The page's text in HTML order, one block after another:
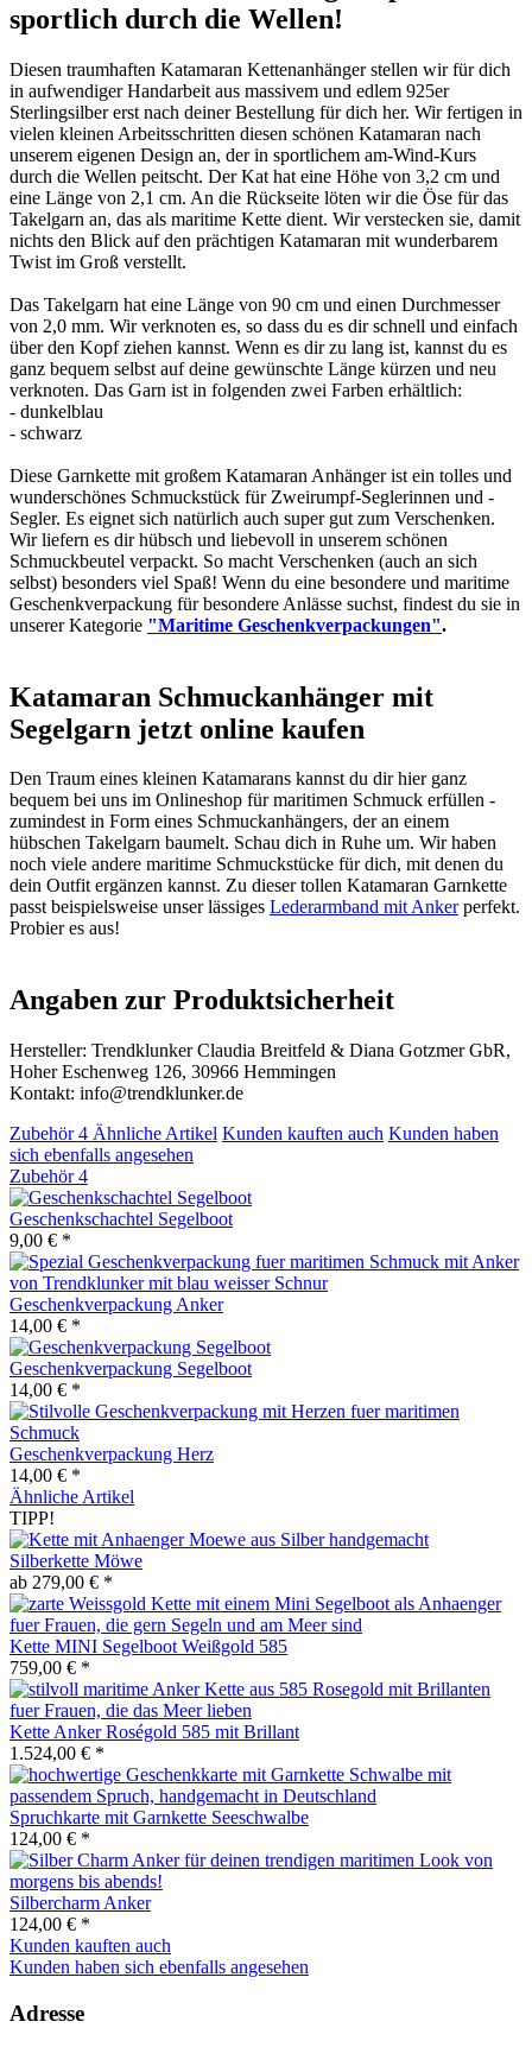
sportlich durch die Wellen!
Diesen traumhaften Katamaran Kettenanhänger stellen wir für dich
in aufwendiger Handarbeit aus massivem und edlem 925er
Sterlingsilber erst nach deiner Bestellung für dich her. Wir fertigen in
vielen kleinen Arbeitsschritten diesen schönen Katamaran nach
unserem eigenen Design an, der in sportlichem am-Wind-Kurs
durch die Wellen peitscht. Der Kat hat eine Höhe von 3,2 cm und
eine Länge von 2,1 cm. An die Rückseite löten wir die Öse für das
Takelgarn an, das als maritime Kette dient. Wir verstecken sie, damit
nichts den Blick auf den prächtigen Katamaran mit wunderbarem
Twist im Groß verstellt.
Das Takelgarn hat eine Länge von 90 cm und einen Durchmesser
von 2,0 mm. Wir verknoten es, so dass du es dir schnell und einfach
über den Kopf ziehen kannst. Wenn es dir zu lang ist, kannst du es
ganz bequem selbst auf deine gewünschte Länge kürzen und neu
verknoten. Das Garn ist in folgenden zwei Farben erhältlich:
- dunkelblau
- schwarz
Diese Garnkette mit großem Katamaran Anhänger ist ein tolles und
wunderschönes Schmuckstück für Zweirumpf-Seglerinnen und -
Segler. Es eignet sich natürlich auch super gut zum Verschenken.
Wir liefern es dir hübsch und liebevoll in unserem schönen
Schmuckbeutel verpackt. So macht Verschenken (auch an sich
selbst) besonders viel Spaß! Wenn du eine besondere und maritime
Geschenkverpackung für besondere Anlässe suchst, findest du sie in
unserer Kategorie "Maritime Geschenkverpackungen".
Katamaran Schmuckanhänger mit
Segelgarn jetzt online kaufen
Den Traum eines kleinen Katamarans kannst du dir hier ganz
bequem bei uns im Onlineshop für maritimen Schmuck erfüllen -
zumindest in Form eines Schmuckanhängers, der an einem
hübschen Takelgarn baumelt. Schau dich in Ruhe um. Wir haben
noch viele andere maritime Schmuckstücke für dich, mit denen du
dein Outfit ergänzen kannst. Zu dieser tollen Katamaran Garnkette
passt beispielsweise unser lässiges Lederarmband mit Ankerperfekt.
Probier es aus!
Angaben zur Produktsicherheit
Hersteller: Trendklunker Claudia Breitfeld & Diana Gotzmer GbR,
Hoher Eschenweg 126, 30966 Hemmingen
Kontakt: info@trendklunker.de
Zubehör4 Ähnliche Artikel Kunden kauften auch Kunden haben
sich ebenfalls angesehen
Zubehör4
Geschenkschachtel Segelboot
9,00 € *
Geschenkverpackung Anker
14,00 € *
Geschenkverpackung Segelboot
14,00 € *
Geschenkverpackung Herz
14,00 € *
Ähnliche Artikel
TIPP!
Silberkette Möwe
ab 279,00 € *
Kette MINI Segelboot Weißgold 585
759,00 € *
Kette Anker Roségold 585 mit Brillant
1.524,00 € *
Spruchkarte mit Garnkette Seeschwalbe
124,00 € *
Silbercharm Anker
124,00 € *
Kunden kauften auch
Kunden haben sich ebenfalls angesehen
Adresse